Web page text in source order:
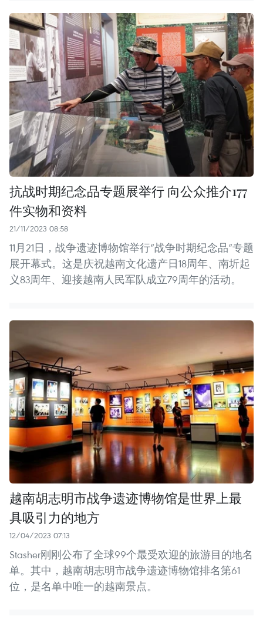
抗战时期纪念品专题展举行 向公众推介177
件实物和资料
21/11/2023 08:58
11月21日，战争遗迹博物馆举行“战争时期纪念品”专题
展开幕式。这是庆祝越南文化遗产日18周年、南圻起
义83周年、迎接越南人民军队成立79周年的活动。
越南胡志明市战争遗迹博物馆是世界上最
具吸引力的地方
12/04/2023 07:13
Stasher刚刚公布了全球99个最受欢迎的旅游目的地名
单。其中，越南胡志明市战争遗迹博物馆排名第61
位，是名单中唯一的越南景点。